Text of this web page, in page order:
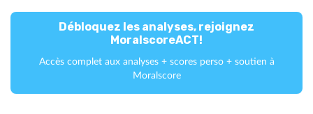
Débloquez les analyses, rejoignez
MoralscoreACT!
Accès complet aux analyses + scores perso + soutien à
Moralscore